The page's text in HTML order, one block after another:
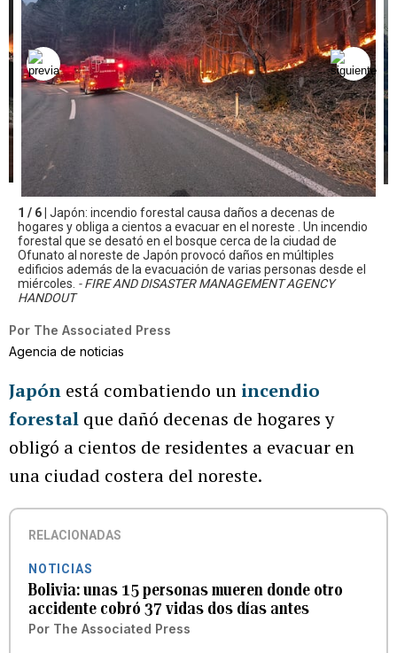
1 / 6 | Japón: incendio forestal causa daños a decenas de
hogares y obliga a cientos a evacuar en el noreste . Un incendio
forestal que se desató en el bosque cerca de la ciudad de
Ofunato al noreste de Japón provocó daños en múltiples
edificios además de la evacuación de varias personas desde el
miércoles. - FIRE AND DISASTER MANAGEMENT AGENCY
HANDOUT
Por The Associated Press
Agencia de noticias
Japón está combatiendo un incendio
forestal que dañó decenas de hogares y
obligó a cientos de residentes a evacuar en
una ciudad costera del noreste.
RELACIONADAS
NOTICIAS
Bolivia: unas 15 personas mueren donde otro
accidente cobró 37 vidas dos días antes
Por The Associated Press